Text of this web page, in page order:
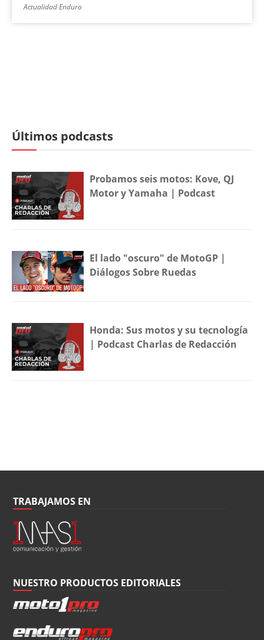
Actualidad Enduro
Últimos podcasts
Probamos seis motos: Kove, QJ
Motor y Yamaha | Podcast
El lado "oscuro" de MotoGP |
Diálogos Sobre Ruedas
Honda: Sus motos y su tecnología
| Podcast Charlas de Redacción
TRABAJAMOS EN
NUESTRO PRODUCTOS EDITORIALES